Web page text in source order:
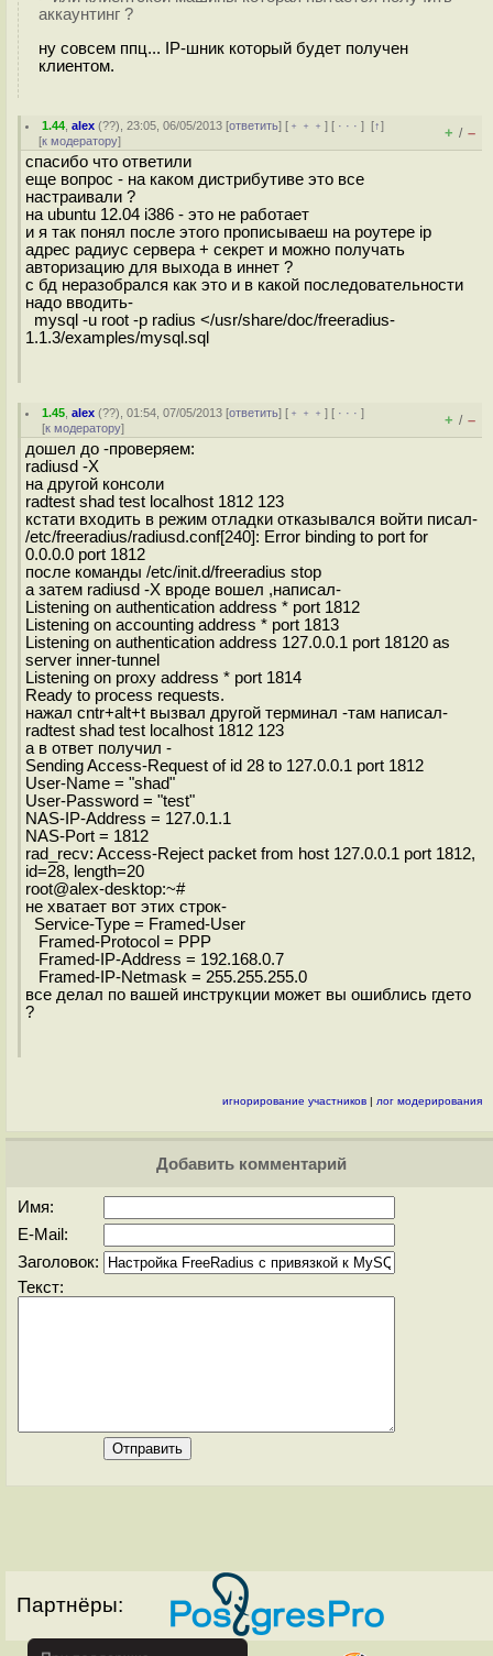
аккаунтинг ?
ну совсем ппц... IP-шник который будет получен
клиентом.
1.44 ,alex (??), 23:05, 06/05/2013 [ответить] [ ﹢﹢﹢] [ · · ·][↑]
[к модератору] + / –
спасибо что ответили
еще вопрос - на каком дистрибутиве это все
настраивали ?
на ubuntu 12.04 i386 - это не работает
и я так понял после этого прописываеш на роутере ip
адрес радиус сервера + секрет и можно получать
авторизацию для выхода в иннет ?
с бд неразобрался как это и в какой последовательности
надо вводить-
mysql -u root -p radius </usr/share/doc/freeradius-
1.1.3/examples/mysql.sql
1.45 ,alex (??), 01:54, 07/05/2013 [ответить] [ ﹢﹢﹢] [ · · ·]
[к модератору] + / –
дошел до -проверяем:
radiusd -X
на другой консоли
radtest shad test localhost 1812 123
кстати входить в режим отладки отказывался войти писал-
/etc/freeradius/radiusd.conf[240]: Error binding to port for
0.0.0.0 port 1812
после команды /etc/init.d/freeradius stop
а затем radiusd -X вроде вошел ,написал-
Listening on authentication address * port 1812
Listening on accounting address * port 1813
Listening on authentication address 127.0.0.1 port 18120 as
server inner-tunnel
Listening on proxy address * port 1814
Ready to process requests.
нажал cntr+alt+t вызвал другой терминал -там написал-
radtest shad test localhost 1812 123
а в ответ получил -
Sending Access-Request of id 28 to 127.0.0.1 port 1812
User-Name = "shad"
User-Password = "test"
NAS-IP-Address = 127.0.1.1
NAS-Port = 1812
rad_recv: Access-Reject packet from host 127.0.0.1 port 1812,
id=28, length=20
root@alex-desktop:~#
не хватает вот этих строк-
Service-Type = Framed-User
Framed-Protocol = PPP
Framed-IP-Address = 192.168.0.7
Framed-IP-Netmask = 255.255.255.0
все делал по вашей инструкции может вы ошиблись гдето
?
игнорирование участников | лог модерирования
Добавить комментарий
Имя:
E-Mail:
Заголовок:
Текст:
Партнёры: